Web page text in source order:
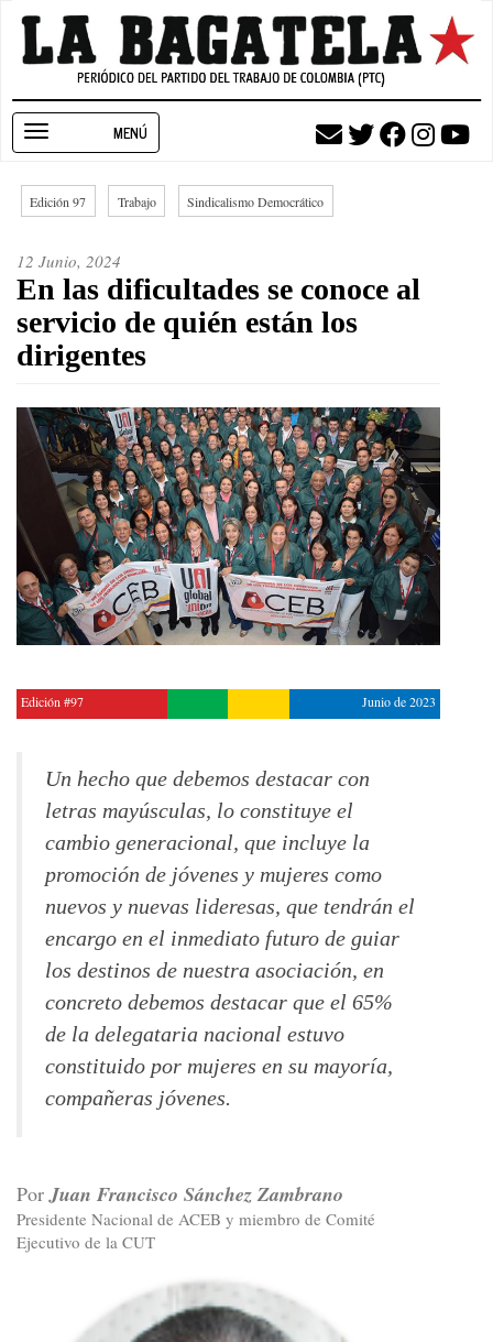
Pasar
contenido
navigation
Edición 97 Trabajo Sindicalismo Democrático
12 Junio, 2024
En las dificultades se conoce al
servicio de quién están los
dirigentes
Edición #97 Junio de 2023
Un hecho que debemos destacar con
letras mayúsculas, lo constituye el
cambio generacional, que incluye la
promoción de jóvenes y mujeres como
nuevos y nuevas lideresas, que tendrán el
encargo en el inmediato futuro de guiar
los destinos de nuestra asociación, en
concreto debemos destacar que el 65%
de la delegataria nacional estuvo
constituido por mujeres en su mayoría,
compañeras jóvenes.
PorJuan Francisco Sánchez Zambrano
Presidente Nacional de ACEB y miembro de Comité
Ejecutivo de la CUT